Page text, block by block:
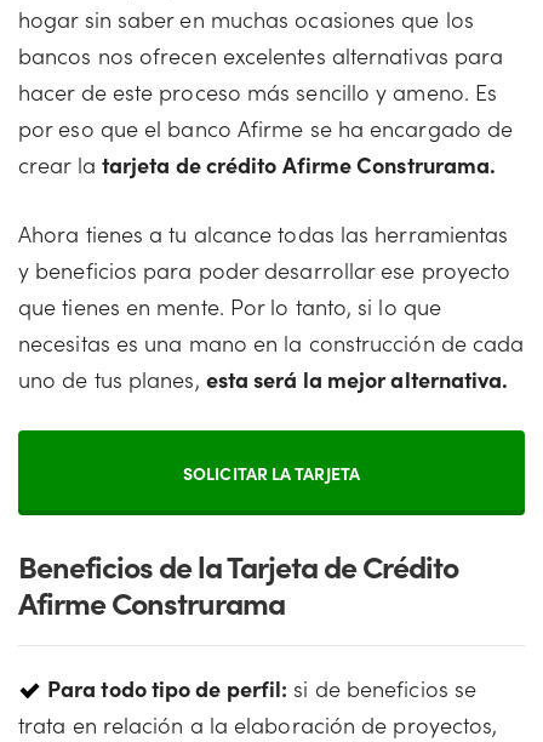
hogar sin saber en muchas ocasiones que los
bancos nos ofrecen excelentes alternativas para
hacer de este proceso más sencillo y ameno. Es
por eso que el banco Afirme se ha encargado de
crear la tarjeta de crédito Afirme Construrama.
Ahora tienes a tu alcance todas las herramientas
y beneficios para poder desarrollar ese proyecto
que tienes en mente. Por lo tanto, si lo que
necesitas es una mano en la construcción de cada
uno de tus planes, esta será la mejor alternativa.
SOLICITAR LA TARJETA
Beneficios de la Tarjeta de Crédito
Afirme Construrama
Para todo tipo de perfil: si de beneficios se
trata en relación a la elaboración de proyectos,